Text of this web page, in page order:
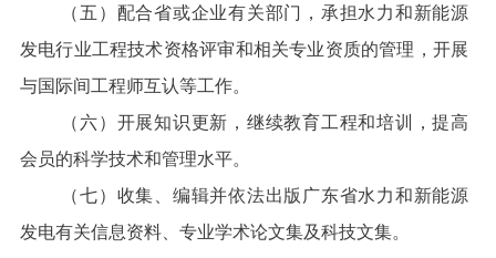
（五）配合省或企业有关部门，承担水力和新能源
发电行业工程技术资格评审和相关专业资质的管理，开展
与国际间工程师互认等工作。
（六）开展知识更新，继续教育工程和培训，提高
会员的科学技术和管理水平。
（七）收集、编辑并依法出版广东省水力和新能源
发电有关信息资料、专业学术论文集及科技文集。